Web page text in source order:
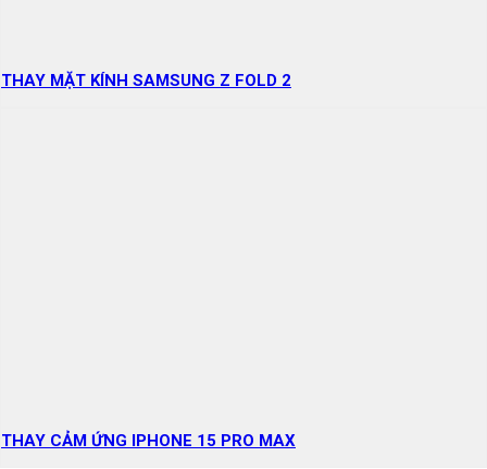
THAY MẶT KÍNH SAMSUNG Z FOLD 2
THAY CẢM ỨNG IPHONE 15 PRO MAX